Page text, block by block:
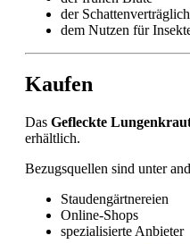
der
dem Nutzen für
Kaufen
Das Gefleckte
erhältlich.
Bezugsquellen sind unter
Staudengärtnereien
Online-Shops
spezialisierte Anbieter